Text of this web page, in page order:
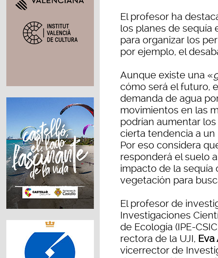
El profesor ha
los planes de sequía
para organizar los
por ejemplo, el
Aunque existe una «
cómo será el futuro,
demanda de agua
movimientos en las
podrían aumentar
cierta tendencia a
Por eso considera
responderá el suelo
impacto de la sequía
vegetación para
El profesor de
Investigaciones
de Ecología (IPE-
rectora de la UJI, Eva
vicerrector de